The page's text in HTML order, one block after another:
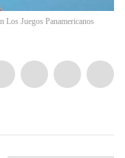
Los Juegos Panamericanos